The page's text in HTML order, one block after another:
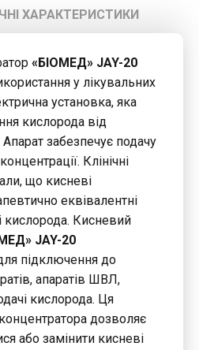
ХАРАКТЕРИСТИКИ
«БІОМЕД» JAY-20
у лікувальних
установка, яка
кислорода від
Апарат забезпечує подачу
Клінічні
що кисневі
еквівалентні
кислорода. Кисневий
JAY-20
підключення до
апаратів ШВЛ,
кислорода. Ця
дозволяє
або замінити кисневі